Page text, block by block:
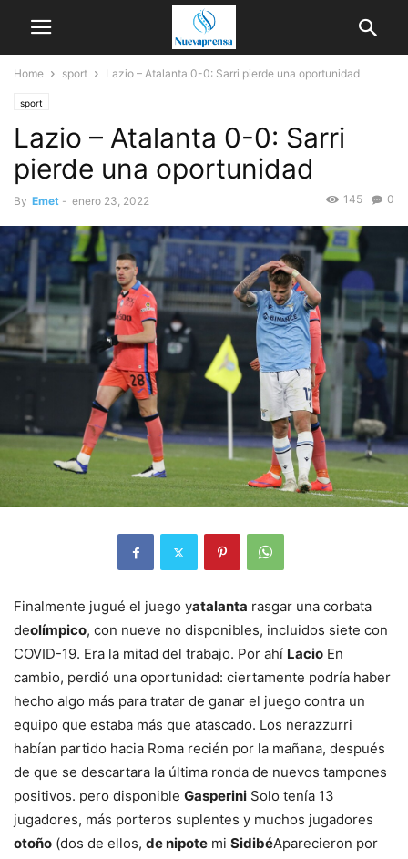
Home sport Lazio – Atalanta 0-0: Sarri pierde una oportunidad
sport
Lazio – Atalanta 0-0: Sarri
pierde una oportunidad
By Emet - enero 23, 2022 0
145
Finalmente jugué el juego yatalanta rasgar una corbata
deolímpico, con nueve no disponibles, incluidos siete con
COVID-19. Era la mitad del trabajo. Por ahí Lacio En
cambio, perdió una oportunidad: ciertamente podría haber
hecho algo más para tratar de ganar el juego contra un
equipo que estaba más que atascado. Los nerazzurri
habían partido hacia Roma recién por la mañana, después
de que se descartara la última ronda de nuevos tampones
positivos. pero disponible Gasperini Solo tenía 13
jugadores, más porteros suplentes y muchos jugadores
otoño (dos de ellos, de nipote mi SidibéAparecieron por